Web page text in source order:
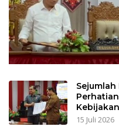
Kebijakan
15 Juli 2026